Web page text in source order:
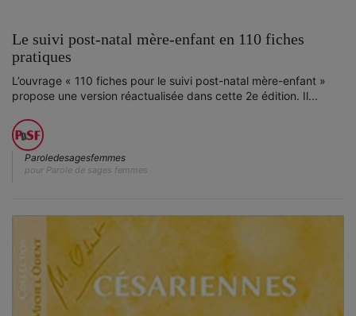
Le suivi post-natal mère-enfant en 110 fiches
pratiques
L’ouvrage « 110 fiches pour le suivi post-natal mère-enfant »
propose une version réactualisée dans cette 2e édition. Il...
Paroledesagesfemmes
pour Parole de sages femmes